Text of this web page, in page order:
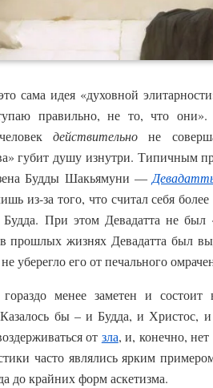
сама идея «духовной
правильно, не то, что
действительно не
губит душу изнутри. Типичным
Будды Шакьямуни —
из-за того, что считал себя
При этом Девадатта не
в прошлых жизнях Девадатта был
уберегло его от печального
менее заметен и состоит
бы – и Будда, и Христос, и
от зла, и, конечно,
часто являлись ярким
до крайних форм аскетизма.